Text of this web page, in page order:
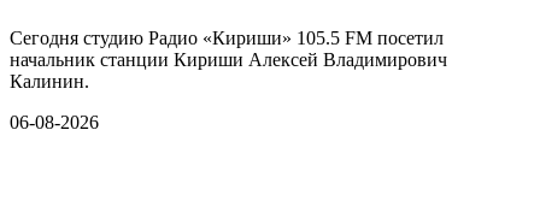
Сегодня студию Радио «Кириши» 105.5 FM посетил
начальник станции Кириши Алексей Владимирович
Калинин.
06-08-2026